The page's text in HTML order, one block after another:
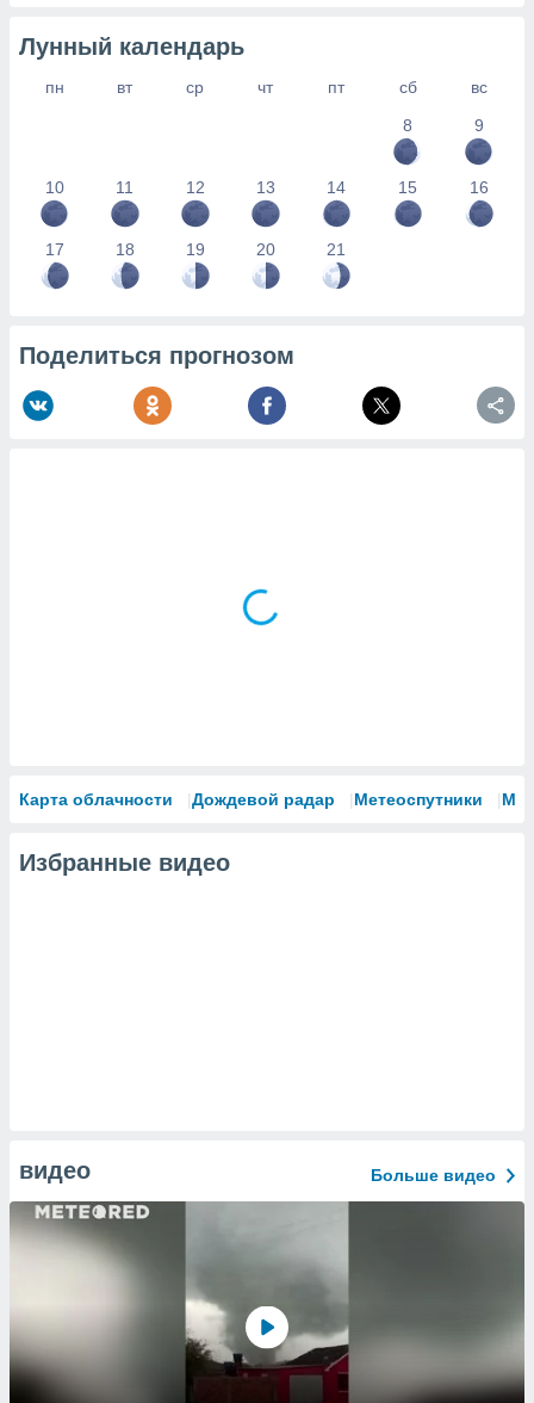
Лунный календарь
пн вт ср чт пт сб
вс
8
9
10 11 12 13 14 15 16
17 18 19 20 21
Поделиться прогнозом
Карта облачности Дождевой радар Метеоспутники
Избранные видео
видео Больше видео